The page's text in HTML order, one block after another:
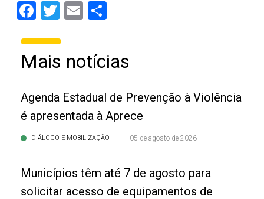
Facebook
Twitter
Email
Mais notícias
Agenda Estadual de Prevenção à Violência
é apresentada à Aprece
DIÁLOGO E MOBILIZAÇÃO 05 de agosto de 2026
Municípios têm até 7 de agosto para
solicitar acesso de equipamentos de